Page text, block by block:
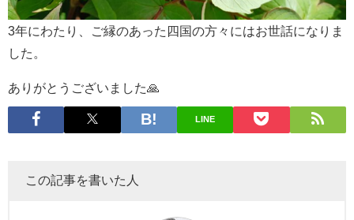
3年にわたり、ご縁のあった四国の方々にはお世話になりま
した。
ありがとうございました🙏
LINE
この記事を書いた人